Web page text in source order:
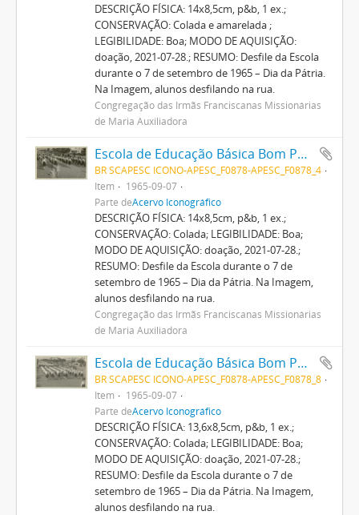
DESCRIÇÃO FÍSICA: 14x8,5cm, p&b, 1 ex.;
CONSERVAÇÃO: Colada e amarelada ;
LEGIBILIDADE: Boa; MODO DE AQUISIÇÃO:
doação, 2021-07-28.; RESUMO: Desfile da Escola
durante o 7 de setembro de 1965 – Dia da Pátria.
Na Imagem, alunos desfilando na rua.
Congregação das Irmãs Franciscanas Missionárias
de Maria Auxiliadora
Escola de Educação Básica Bom Pastor
BR SCAPESC ICONO-APESC_F0878-APESC_F0878_4
Item
1965-09-07
Parte deAcervo Iconográfico
DESCRIÇÃO FÍSICA: 14x8,5cm, p&b, 1 ex.;
CONSERVAÇÃO: Colada; LEGIBILIDADE: Boa;
MODO DE AQUISIÇÃO: doação, 2021-07-28.;
RESUMO: Desfile da Escola durante o 7 de
setembro de 1965 – Dia da Pátria. Na Imagem,
alunos desfilando na rua.
Congregação das Irmãs Franciscanas Missionárias
de Maria Auxiliadora
Escola de Educação Básica Bom Pastor
BR SCAPESC ICONO-APESC_F0878-APESC_F0878_8
Item
1965-09-07
Parte deAcervo Iconográfico
DESCRIÇÃO FÍSICA: 13,6x8,5cm, p&b, 1 ex.;
CONSERVAÇÃO: Colada; LEGIBILIDADE: Boa;
MODO DE AQUISIÇÃO: doação, 2021-07-28.;
RESUMO: Desfile da Escola durante o 7 de
setembro de 1965 – Dia da Pátria. Na Imagem,
alunos desfilando na rua.